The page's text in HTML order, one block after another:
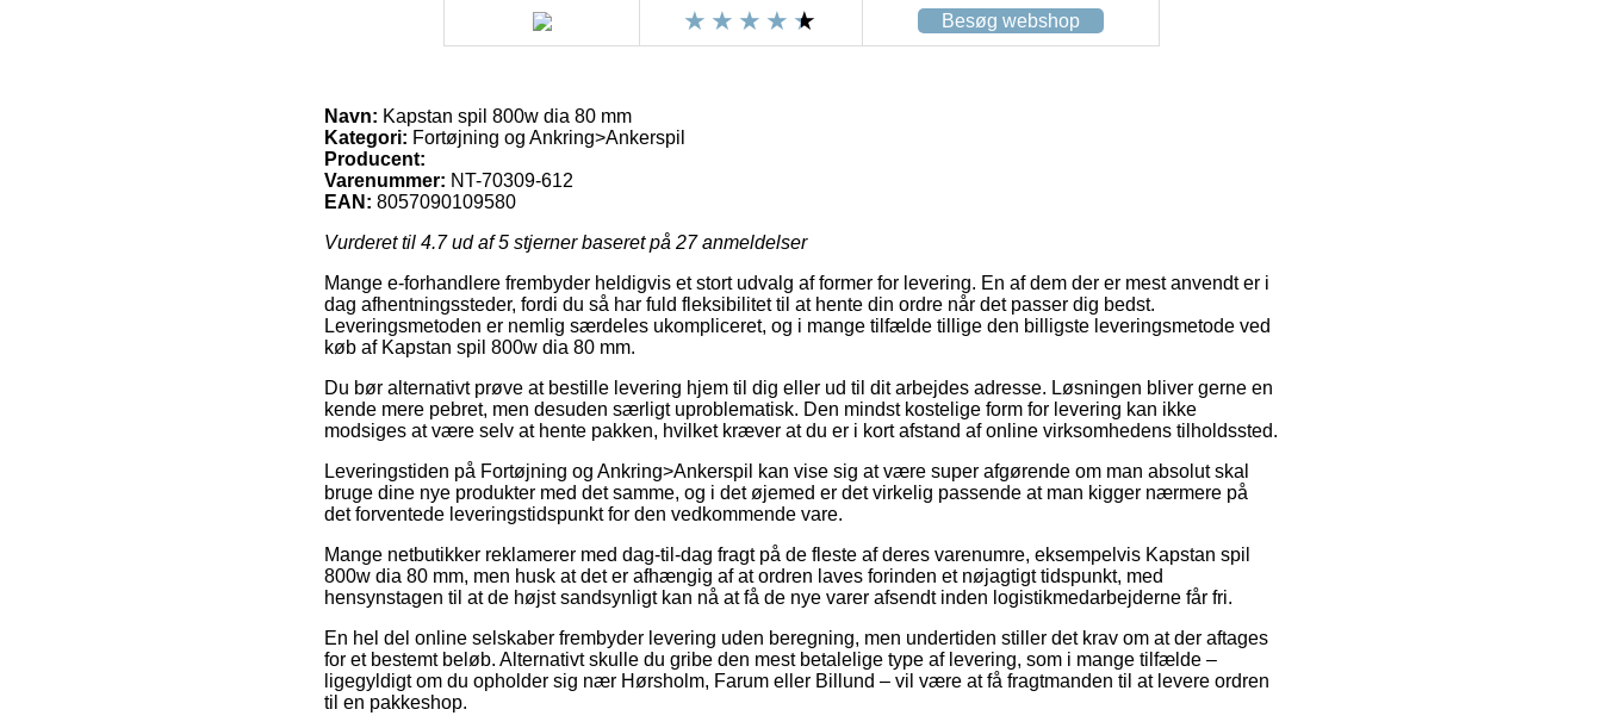
Besøg webshop
Navn: Kapstan spil 800w dia 80 mm
Kategori: Fortøjning og Ankring>Ankerspil
Producent:
Varenummer: NT-70309-612
EAN: 8057090109580
Vurderet til 4.7ud af 5 stjerner baseret på 27anmeldelser
Mange e-forhandlere frembyder heldigvis et stort udvalg af former for levering. En af dem der er mest anvendt er i
dag afhentningssteder, fordi du så har fuld fleksibilitet til at hente din ordre når det passer dig bedst.
Leveringsmetoden er nemlig særdeles ukompliceret, og i mange tilfælde tillige den billigste leveringsmetode ved
køb af Kapstan spil 800w dia 80 mm.
Du bør alternativt prøve at bestille levering hjem til dig eller ud til dit arbejdes adresse. Løsningen bliver gerne en
kende mere pebret, men desuden særligt uproblematisk. Den mindst kostelige form for levering kan ikke
modsiges at være selv at hente pakken, hvilket kræver at du er i kort afstand af online virksomhedens tilholdssted.
Leveringstiden på Fortøjning og Ankring>Ankerspil kan vise sig at være super afgørende om man absolut skal
bruge dine nye produkter med det samme, og i det øjemed er det virkelig passende at man kigger nærmere på
det forventede leveringstidspunkt for den vedkommende vare.
Mange netbutikker reklamerer med dag-til-dag fragt på de fleste af deres varenumre, eksempelvis Kapstan spil
800w dia 80 mm, men husk at det er afhængig af at ordren laves forinden et nøjagtigt tidspunkt, med
hensynstagen til at de højst sandsynligt kan nå at få de nye varer afsendt inden logistikmedarbejderne får fri.
En hel del online selskaber frembyder levering uden beregning, men undertiden stiller det krav om at der aftages
for et bestemt beløb. Alternativt skulle du gribe den mest betalelige type af levering, som i mange tilfælde –
ligegyldigt om du opholder sig nær Hørsholm, Farum eller Billund – vil være at få fragtmanden til at levere ordren
til en pakkeshop.